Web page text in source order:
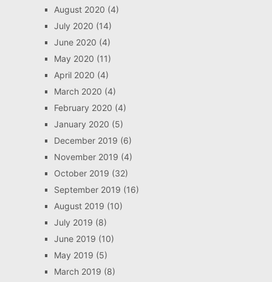
August 2020 (4)
July 2020 (14)
June 2020 (4)
May 2020 (11)
April 2020 (4)
March 2020 (4)
February 2020 (4)
January 2020 (5)
December 2019 (6)
November 2019 (4)
October 2019 (32)
September 2019 (16)
August 2019 (10)
July 2019 (8)
June 2019 (10)
May 2019 (5)
March 2019 (8)